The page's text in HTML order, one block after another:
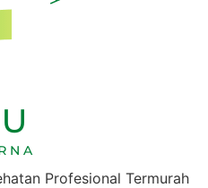
Profesional Termurah